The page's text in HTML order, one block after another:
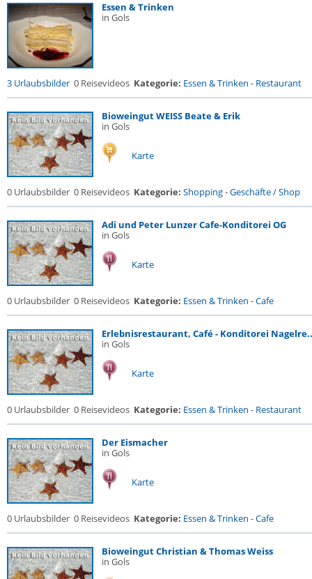
Essen & Trinken
in Gols
3 Urlaubsbilder 0 Reisevideos Kategorie: Essen & Trinken - Restaurant
Bioweingut WEISS Beate & Erik
in Gols
Karte
0 Urlaubsbilder 0 Reisevideos Kategorie: Shopping-Geschäfte / Shop
Adi und Peter Lunzer Cafe-Konditorei OG
in Gols
Karte
0 Urlaubsbilder 0 Reisevideos Kategorie: Essen & Trinken -Cafe
Erlebnisrestaurant, Café - Konditorei
in Gols
Karte
0 Urlaubsbilder 0 Reisevideos Kategorie: Essen & Trinken - Restaurant
Der Eismacher
in Gols
Karte
0 Urlaubsbilder 0 Reisevideos Kategorie: Essen & Trinken -Cafe
Bioweingut Christian & Thomas Weiss
in Gols